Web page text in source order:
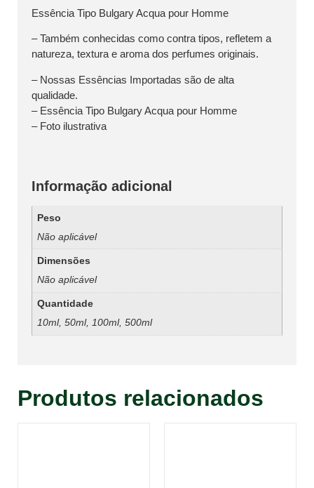
Essência Tipo Bulgary Acqua pour Homme
– Também conhecidas como contra tipos, refletem a
natureza, textura e aroma dos perfumes originais.
– Nossas Essências Importadas são de alta
qualidade.
– Essência Tipo Bulgary Acqua pour Homme
– Foto ilustrativa
Informação adicional
Peso
Não aplicável
Dimensões
Não aplicável
Quantidade
10ml, 50ml, 100ml, 500ml
Produtos relacionados